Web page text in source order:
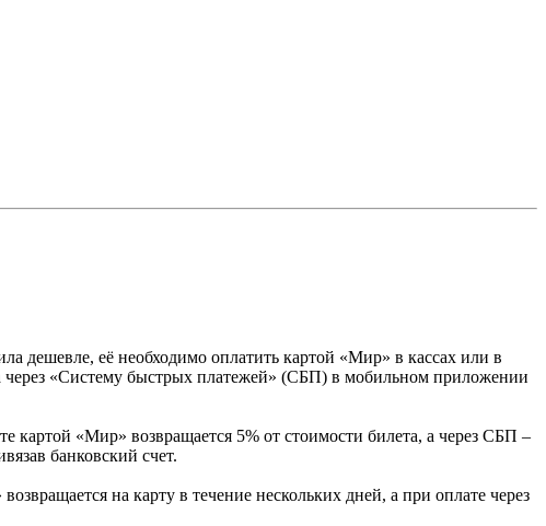
дешевле, её необходимо оплатить картой «Мир» в кассах или в
через «Систему быстрых платежей» (СБП) в мобильном приложении
картой «Мир» возвращается 5% от стоимости билета, а через СБП –
банковский счет.
на карту в течение нескольких дней, а при оплате через